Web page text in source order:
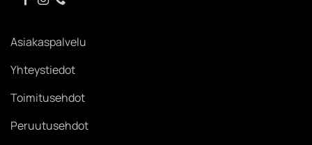
Asiakaspalvelu
Yhteystiedot
Toimitusehdot
Peruutusehdot